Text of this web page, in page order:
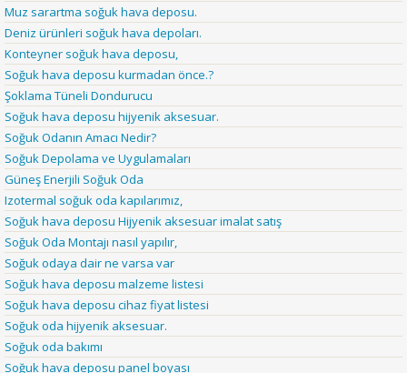
Muz sarartma soğuk hava deposu.
Deniz ürünleri soğuk hava depoları.
Konteyner soğuk hava deposu,
Soğuk hava deposu kurmadan önce.?
Şoklama Tüneli Dondurucu
Soğuk hava deposu hijyenik aksesuar.
Soğuk Odanın Amacı Nedir?
Soğuk Depolama ve Uygulamaları
Güneş Enerjili Soğuk Oda
Izotermal soğuk oda kapılarımız,
Soğuk hava deposu Hijyenik aksesuar imalat satış
Soğuk Oda Montajı nasıl yapılır,
Soğuk odaya dair ne varsa var
Soğuk hava deposu malzeme listesi
Soğuk hava deposu cihaz fiyat listesi
Soğuk oda hijyenik aksesuar.
Soğuk oda bakımı
Soğuk hava deposu panel boyası